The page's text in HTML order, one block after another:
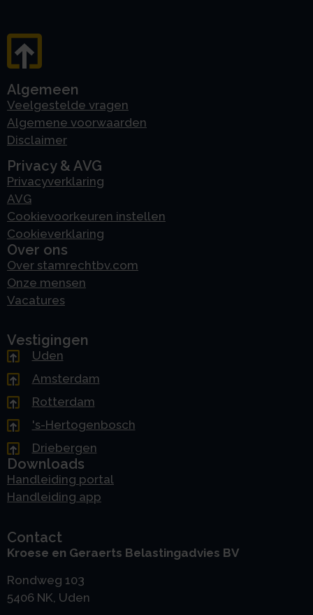
Algemeen
Veelgestelde vragen
Algemene voorwaarden
Disclaimer
Privacy & AVG
Privacyverklaring
AVG
Cookievoorkeuren instellen
Cookieverklaring
Over ons
Over stamrechtbv.com
Onze mensen
Vacatures
Vestigingen
Uden
Amsterdam
Rotterdam
's-Hertogenbosch
Driebergen
Downloads
Handleiding portal
Handleiding app
Contact
Kroese en Geraerts Belastingadvies BV
Rondweg 103
5406 NK, Uden